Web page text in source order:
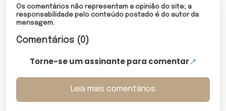
Os comentários não representam a opinião do site; a
responsabilidade pelo conteúdo postado é do autor da
mensagem.
Comentários (0)
Torne-se um assinante para comentar
Leia mais comentários